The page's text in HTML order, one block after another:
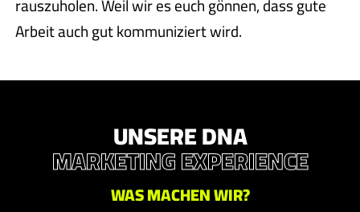
rauszuholen. Weil wir es euch gönnen, dass gute
Arbeit auch gut kommuniziert wird.
UNSERE DNA
MARKETING EXPERIENCE
WAS MACHEN WIR?